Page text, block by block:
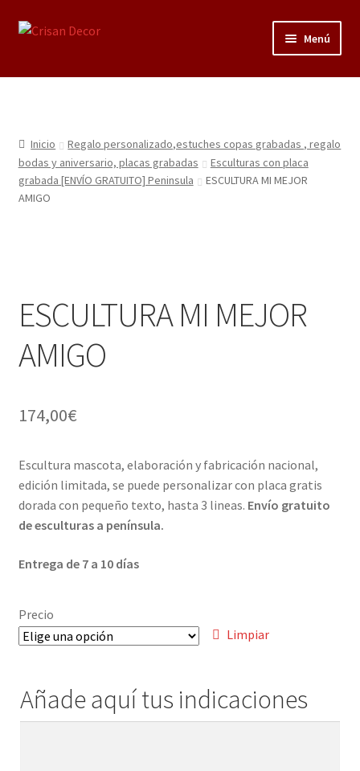
Ir
Ir
Menú
Regalos infantiles, vajillas y canastillas bebé
Regalo personalizado, estuches copas grabadas, regalo
bodas y aniversario, placas grabadas
Accesorios de baños rústicos y modernos
Pigmentos Porcelana y Vidrio, Mediums, material pintura
porcelana
Regalo personal chico-chica
Decoración, cuadros y espejos
Iluminación, lamparas y apliques
Detalles ceremonia, regalo publicitario, promocional
¿Quiénes somos?
Inicio
Regalo personalizado,estuches copas grabadas , regalo
bodas y aniversario, placas grabadas
Esculturas con placa
grabada [ENVÍO GRATUITO] Peninsula
ESCULTURA MI MEJOR
AMIGO
ESCULTURA MI MEJOR
AMIGO
174,00€
Escultura mascota, elaboración y fabricación nacional,
edición limitada, se puede personalizar con placa gratis
dorada con pequeño texto, hasta 3 lineas. Envío gratuito
de esculturas a península.
Entrega de 7 a 10 días
Precio
Limpiar
Añade aquí tus indicaciones